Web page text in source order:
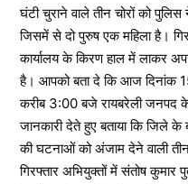
घंटी चुराने वाले तीन चोरों को
जिसमें से दो पुरुष एक महिला है।
कार्यालय के किरण हाल में लाकर
है। आपको बता दे कि आज दिनांक
करीब 3:00 बजे रायबरेली जनपद
जानकारी देते हुए बताया कि जिले के
की घटनाओं को अंजाम देने वाली तीन
गिरफ्तार अभियुक्तों में संतोष कुमार